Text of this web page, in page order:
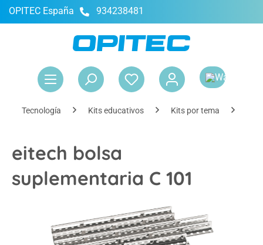
principal
OPITEC España 934238481
Tecnología Kits educativos Kits por tema
eitech bolsa
suplementaria C 101